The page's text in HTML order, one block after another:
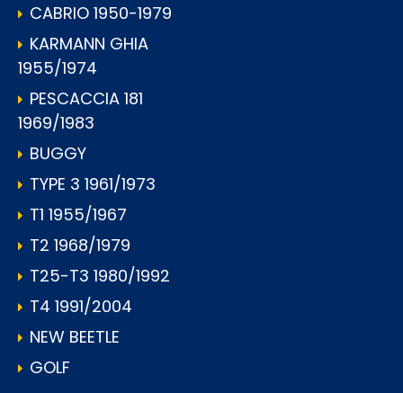
CABRIO 1950-1979
KARMANN GHIA
1955/1974
PESCACCIA 181
1969/1983
BUGGY
TYPE 3 1961/1973
T1 1955/1967
T2 1968/1979
T25-T3 1980/1992
T4 1991/2004
NEW BEETLE
GOLF